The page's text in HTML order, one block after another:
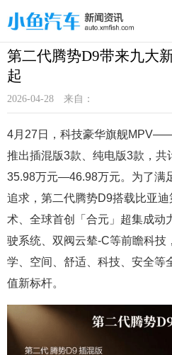
第二代腾势D9带来九大
起
2026-04-28 来自：
4月27日，科技豪华旗舰
推出插混版3款、纯电版3款，共
35.98万元—46.98万元。为了满
追求，第二代腾势D9搭载比亚
术、全球首创「合元」超集成动
驶系统、双阀云辇-C等前瞻科技
学、空间、舒适、科技、安全等
值新标杆。